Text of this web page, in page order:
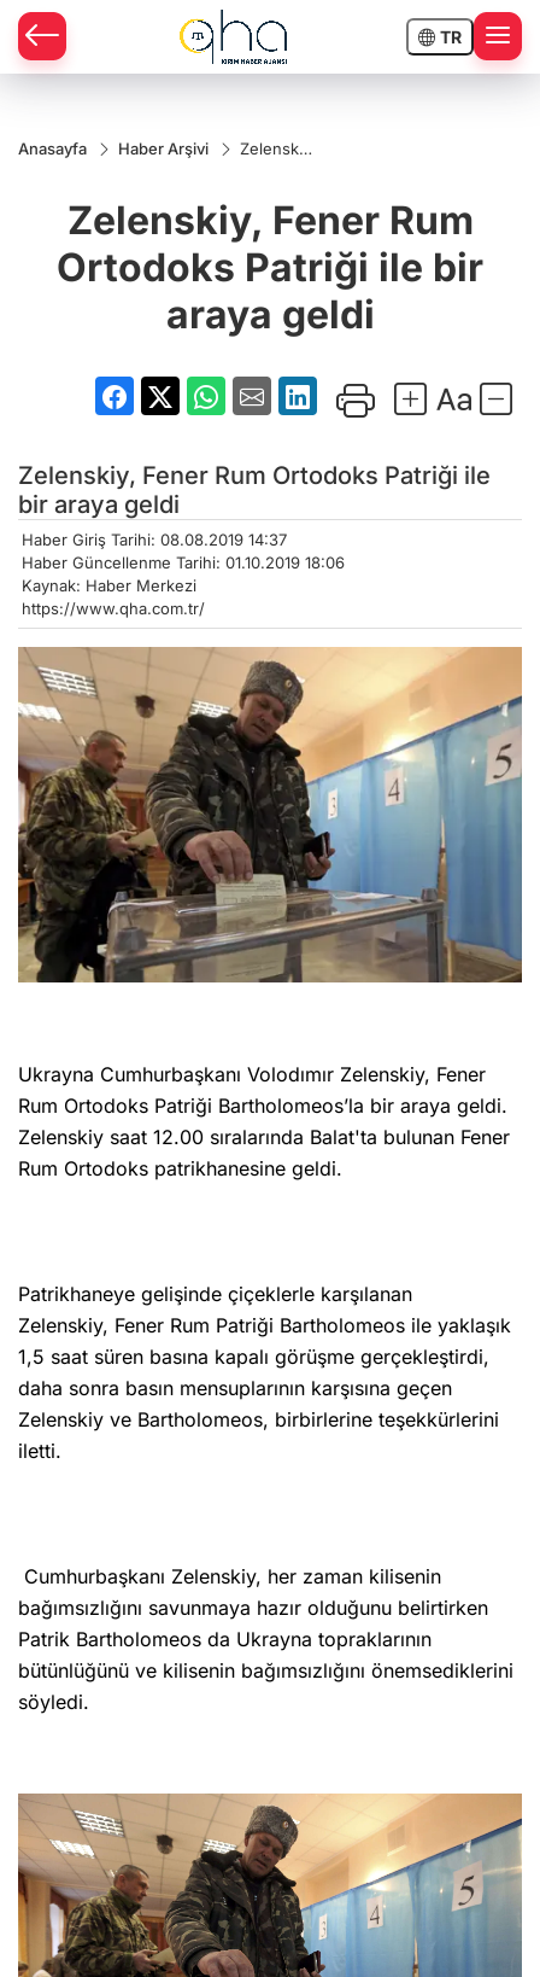
TR
Anasayfa Haber Arşivi
Zelenskiy,
Ortodoks
Patriği ile
bir araya
geldi
Zelenskiy, Fener Rum
Ortodoks Patriği ile bir
araya geldi
Zelenskiy, Fener Rum Ortodoks Patriği ile
bir araya geldi
Haber Giriş Tarihi: 08.08.2019 14:37
Haber Güncellenme Tarihi: 01.10.2019 18:06
Kaynak: Haber Merkezi
https://www.qha.com.tr/
Ukrayna Cumhurbaşkanı Volodımır Zelenskiy, Fener
Rum Ortodoks Patriği Bartholomeos’la bir araya geldi.
Zelenskiy saat 12.00 sıralarında Balat'ta bulunan Fener
Rum Ortodoks patrikhanesine geldi.
Patrikhaneye gelişinde çiçeklerle karşılanan
Zelenskiy, Fener Rum Patriği Bartholomeos ile yaklaşık
1,5 saat süren basına kapalı görüşme gerçekleştirdi,
daha sonra basın mensuplarının karşısına geçen
Zelenskiy ve Bartholomeos, birbirlerine teşekkürlerini
iletti.
Cumhurbaşkanı Zelenskiy, her zaman kilisenin
bağımsızlığını savunmaya hazır olduğunu belirtirken
Patrik Bartholomeos da Ukrayna topraklarının
bütünlüğünü ve kilisenin bağımsızlığını önemsediklerini
söyledi.